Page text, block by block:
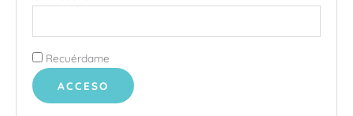
Recuérdame
ACCESO